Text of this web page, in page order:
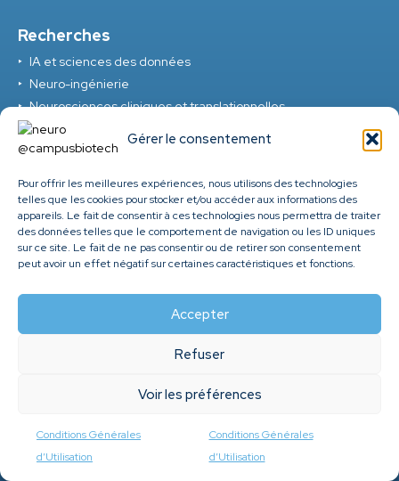
Gérer le consentement
Pour offrir les meilleures expériences, nous utilisons des technologies
telles que les cookies pour stocker et/ou accéder aux informations des
appareils. Le fait de consentir à ces technologies nous permettra de traiter
des données telles que le comportement de navigation ou les ID uniques
sur ce site. Le fait de ne pas consentir ou de retirer son consentement
peut avoir un effet négatif sur certaines caractéristiques et fonctions.
Accepter
Refuser
Voir les préférences
Conditions Générales
d’Utilisation
Conditions Générales
d’Utilisation
Recherches
IA et sciences des données
Neuro-ingénierie
Neurosciences cliniques et translationnelles
Psychologie, neurosciences cellulaires et neurosciences
cognitives
Sciences du langage
Santé globale
Pathologies
Trouble dépressif majeur
Troubles développementaux et génétiques
Troubles moteurs
Lésion de la moelle épinière